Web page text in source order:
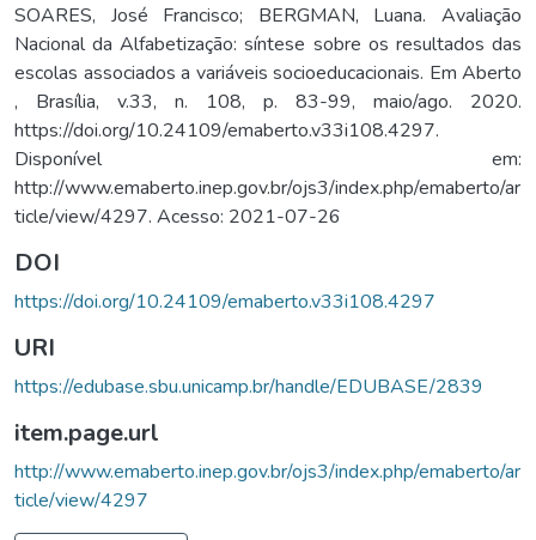
SOARES, José Francisco; BERGMAN, Luana. Avaliação
Nacional da Alfabetização: síntese sobre os resultados das
escolas associados a variáveis socioeducacionais. Em Aberto
, Brasília, v.33, n. 108, p. 83-99, maio/ago. 2020.
https://doi.org/10.24109/emaberto.v33i108.4297.
Disponível em:
http://www.emaberto.inep.gov.br/ojs3/index.php/emaberto/ar
ticle/view/4297. Acesso: 2021-07-26
DOI
https://doi.org/10.24109/emaberto.v33i108.4297
URI
https://edubase.sbu.unicamp.br/handle/EDUBASE/2839
item.page.url
http://www.emaberto.inep.gov.br/ojs3/index.php/emaberto/ar
ticle/view/4297